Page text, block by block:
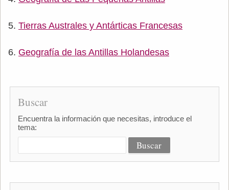
Tierras Australes y Antárticas Francesas
Geografía de las Antillas Holandesas
Buscar
Encuentra la información que necesitas, introduce el
tema: